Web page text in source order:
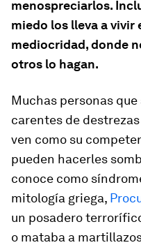
menospreciarlos.
miedo los lleva a vivir
mediocridad, donde
otros lo hagan.
Muchas personas
carentes de
ven como su
pueden hacerles
conoce como
mitología griega,
un posadero
o mataba a